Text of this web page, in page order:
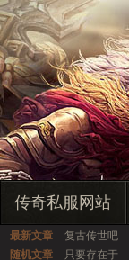
传奇私服网站
最新文章 复古传世吧
随机文章
只要存在于